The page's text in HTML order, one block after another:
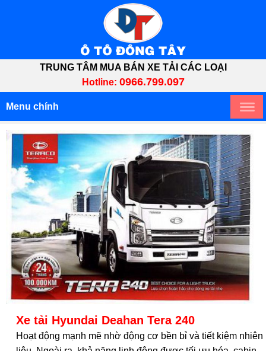
TRUNG TÂM MUA BÁN XE TẢI CÁC LOẠI
Hotline: 0966.799.097
Menu chính
Xe tải Hyundai Deahan Tera 240
Hoạt động mạnh mẽ nhờ động cơ bền bỉ và tiết kiệm nhiên